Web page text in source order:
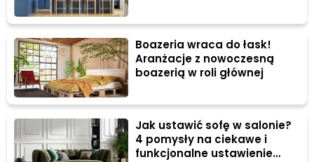
Boazeria wraca do łask!
Aranżacje z nowoczesną
boazerią w roli głównej
Jak ustawić sofę w salonie?
4 pomysły na ciekawe i
funkcjonalne ustawienie